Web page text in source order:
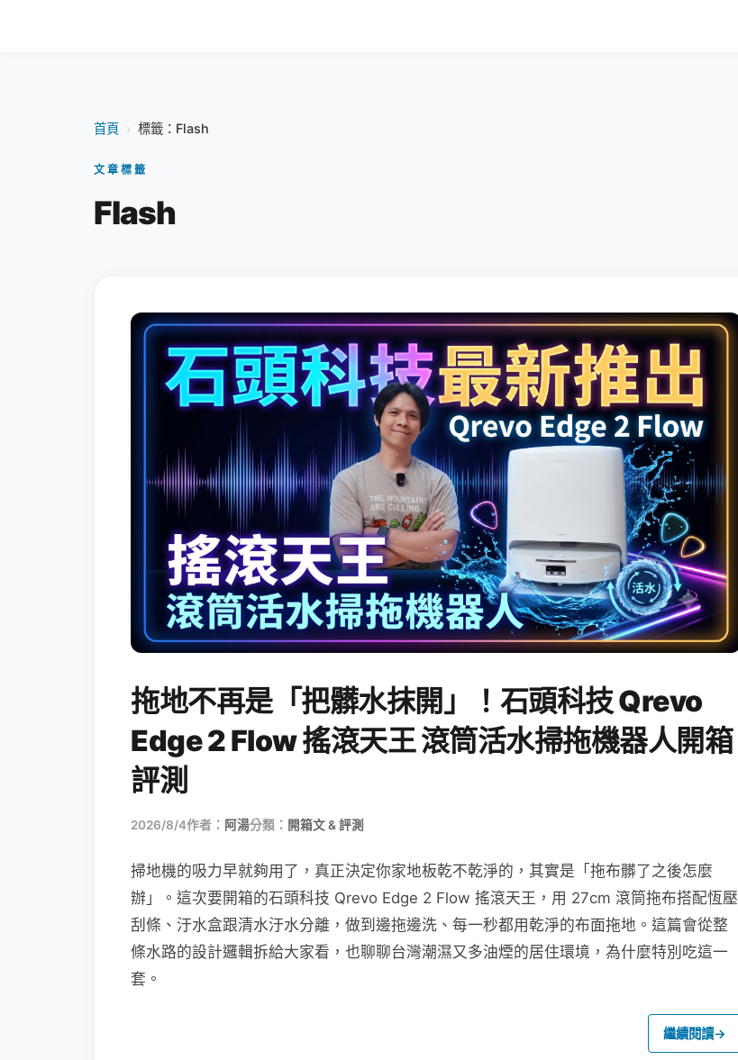
首頁 › 標籤：Flash
文章標籤
Flash
拖地不再是「把髒水抹開」！石頭科技 Qrevo
Edge 2 Flow 搖滾天王 滾筒活水掃拖機器人開箱
評測
2026/8/4作者： 阿湯分類： 開箱文 & 評測
掃地機的吸力早就夠用了，真正決定你家地板乾不乾淨的，其實是「拖布髒了之後怎麼
辦」。這次要開箱的石頭科技 Qrevo Edge 2 Flow 搖滾天王，用 27cm 滾筒拖布搭配恆壓
刮條、汙水盒跟清水汙水分離，做到邊拖邊洗、每一秒都用乾淨的布面拖地。這篇會從整
條水路的設計邏輯拆給大家看，也聊聊台灣潮濕又多油煙的居住環境，為什麼特別吃這一
套。
繼續閱讀→